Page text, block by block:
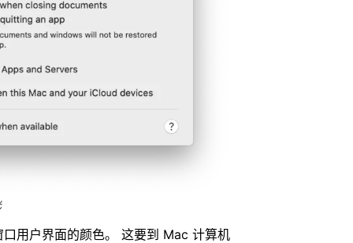
用户界面的颜色。 这要到 Mac 计算机